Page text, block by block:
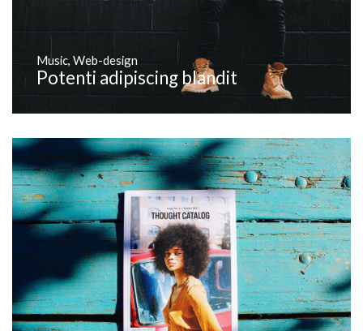
Music, Web-design
Potenti adipiscing blandit